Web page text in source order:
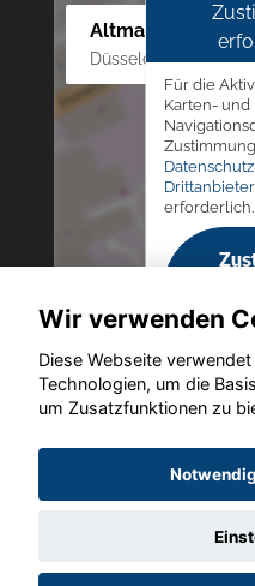
Altmann Autoland
Düsseldorfer Str. 69
Für die
Karten- und
erforderlich.
Copyright ©
Wir verwenden
Diese Webseite
Technologien, um die
um Zusatzfunktionen zu